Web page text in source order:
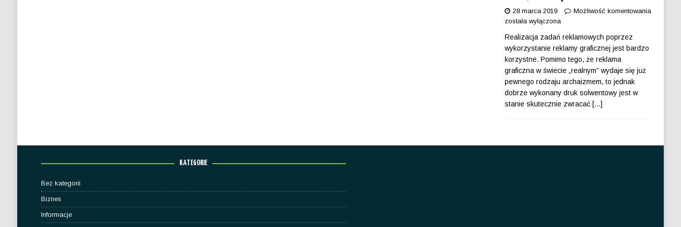
28 marca 2019
Możliwość komentowania
została wyłączona
Realizacja zadań reklamowych poprzez
wykorzystanie reklamy graficznej jest bardzo
korzystne. Pomimo tego, że reklama
graficzna w świecie „realnym” wydaje się już
pewnego rodzaju archaizmem, to jednak
dobrze wykonany druk solwentowy jest w
stanie skutecznie zwracać [...]
KATEGORIE
Bez kategorii
Biznes
Informacje